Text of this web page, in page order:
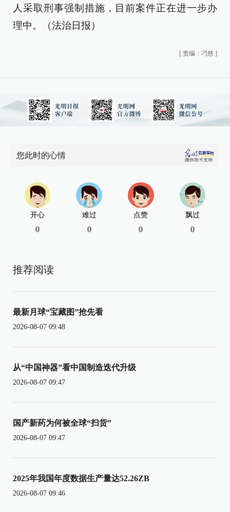
人采取刑事强制措施，目前案件正在进一步办
理中。（法治日报）
[ 责编：刁慈 ]
您此时的心情
开心
0
难过
0
点赞
0
飘过
0
推荐阅读
最新月球“宝藏图”抢先看
2026-08-07 09:48
从“中国神器”看中国制造迭代升级
2026-08-07 09:47
国产新药为何被全球“扫货”
2026-08-07 09:47
2025年我国年度数据生产量达52.26ZB
2026-08-07 09:46